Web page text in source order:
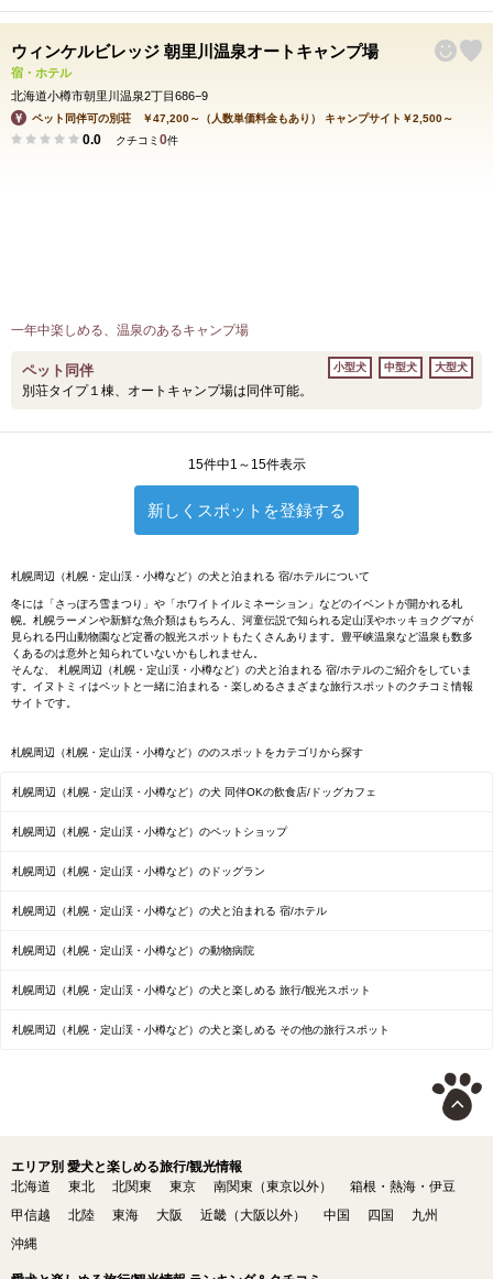
ウィンケルビレッジ 朝里川温泉オートキャンプ場
宿・ホテル
北海道小樽市朝里川温泉2丁目686−9
ペット同伴可の別荘 ￥47,200～（人数単価料金もあり） キャンプサイト￥2,500～
0.0 クチコミ 0件
一年中楽しめる、温泉のあるキャンプ場
ペット同伴
別荘タイプ１棟、オートキャンプ場は同伴可能。
小型犬 中型犬 大型犬
15件中1～15件表示
新しくスポットを登録する
札幌周辺（札幌・定山渓・小樽など）の犬と泊まれる 宿/ホテルについて
冬には「さっぽろ雪まつり」や「ホワイトイルミネーション」などのイベントが開かれる札
幌。札幌ラーメンや新鮮な魚介類はもちろん、河童伝説で知られる定山渓やホッキョクグマが
見られる円山動物園など定番の観光スポットもたくさんあります。豊平峡温泉など温泉も数多
くあるのは意外と知られていないかもしれません。
そんな、 札幌周辺（札幌・定山渓・小樽など）の犬と泊まれる 宿/ホテルのご紹介をしていま
す。イヌトミィはペットと一緒に泊まれる・楽しめるさまざまな旅行スポットのクチコミ情報
サイトです。
札幌周辺（札幌・定山渓・小樽など）ののスポットをカテゴリから探す
札幌周辺（札幌・定山渓・小樽など）の犬 同伴OKの飲食店/ドッグカフェ
札幌周辺（札幌・定山渓・小樽など）のペットショップ
札幌周辺（札幌・定山渓・小樽など）のドッグラン
札幌周辺（札幌・定山渓・小樽など）の犬と泊まれる 宿/ホテル
札幌周辺（札幌・定山渓・小樽など）の動物病院
札幌周辺（札幌・定山渓・小樽など）の犬と楽しめる 旅行/観光スポット
札幌周辺（札幌・定山渓・小樽など）の犬と楽しめる その他の旅行スポット
エリア別 愛犬と楽しめる旅行/観光情報
北海道
東北 北関東 東京 南関東（東京以外）
箱根・熱海・伊豆
甲信越
北陸 東海 大阪 近畿（大阪以外） 中国 四国
九州
沖縄